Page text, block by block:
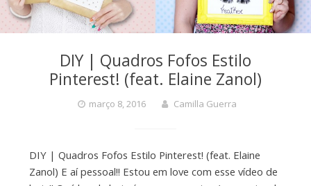
DIY | Quadros Fofos Estilo
Pinterest! (feat. Elaine Zanol)
março 8, 2016 Camilla Guerra
DIY | Quadros Fofos Estilo Pinterest! (feat. Elaine
Zanol) E aí pessoal!! Estou em love com esse vídeo de